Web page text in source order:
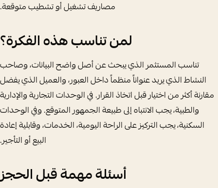
مصاريف تشغيل أو تشطيب متوقعة.
لمن تناسب هذه الفكرة؟
تناسب المستثمر الذي يبحث عن أصل واضح البيانات، وصاحب
النشاط الذي يريد عنواناً منظماً داخل العبور، والعميل الذي يفضل
مقارنة أكثر من اختيار قبل اتخاذ القرار. في الوحدات التجارية والإدارية
والطبية، يجب الانتباه إلى طبيعة الجمهور المتوقع. وفي الوحدات
السكنية، يجب التركيز على الراحة اليومية، الخدمات، وقابلية إعادة
البيع أو التأجير.
أسئلة مهمة قبل الحجز